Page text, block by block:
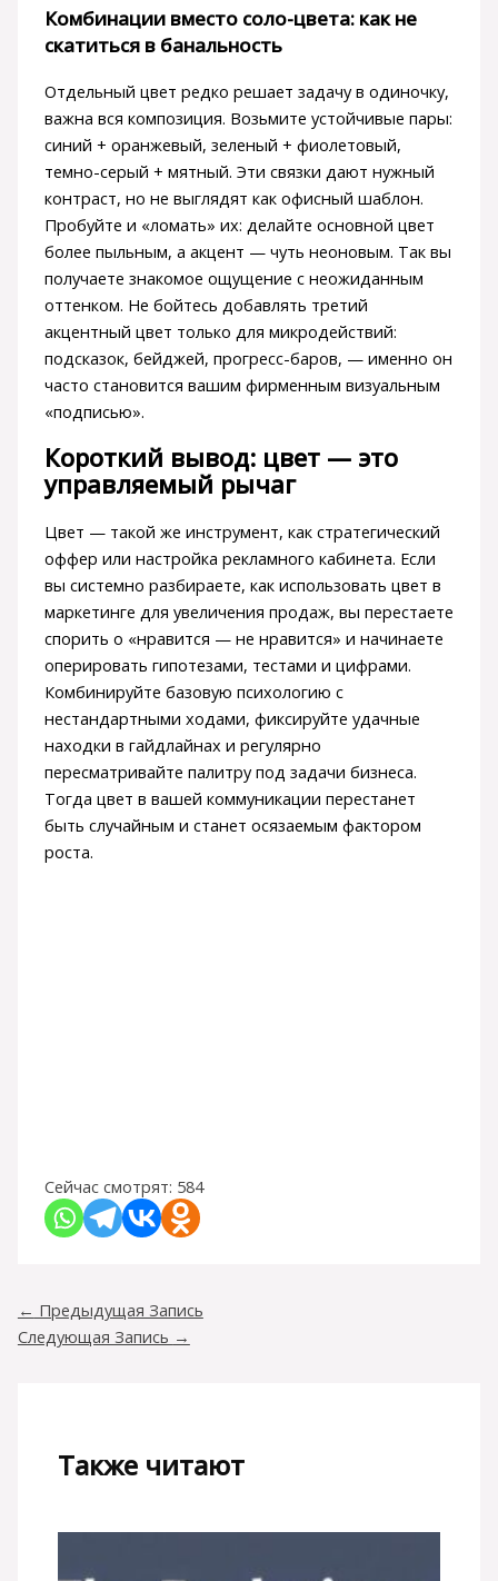
Комбинации вместо соло-цвета: как не
скатиться в банальность
Отдельный цвет редко решает задачу в одиночку,
важна вся композиция. Возьмите устойчивые пары:
синий + оранжевый, зеленый + фиолетовый,
темно-серый + мятный. Эти связки дают нужный
контраст, но не выглядят как офисный шаблон.
Пробуйте и «ломать» их: делайте основной цвет
более пыльным, а акцент — чуть неоновым. Так вы
получаете знакомое ощущение с неожиданным
оттенком. Не бойтесь добавлять третий
акцентный цвет только для микродействий:
подсказок, бейджей, прогресс-баров, — именно он
часто становится вашим фирменным визуальным
«подписью».
Короткий вывод: цвет — это
управляемый рычаг
Цвет — такой же инструмент, как стратегический
оффер или настройка рекламного кабинета. Если
вы системно разбираете, как использовать цвет в
маркетинге для увеличения продаж, вы перестаете
спорить о «нравится — не нравится» и начинаете
оперировать гипотезами, тестами и цифрами.
Комбинируйте базовую психологию с
нестандартными ходами, фиксируйте удачные
находки в гайдлайнах и регулярно
пересматривайте палитру под задачи бизнеса.
Тогда цвет в вашей коммуникации перестанет
быть случайным и станет осязаемым фактором
роста.
Сейчас смотрят: 584
← Предыдущая Запись
Следующая Запись →
Также читают